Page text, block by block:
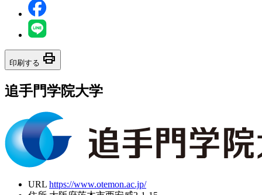
印刷する print
追手門学院大学
URL https://www.otemon.ac.jp/